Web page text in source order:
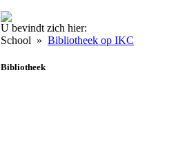
U bevindt zich hier:
School » Bibliotheek op IKC
Bibliotheek